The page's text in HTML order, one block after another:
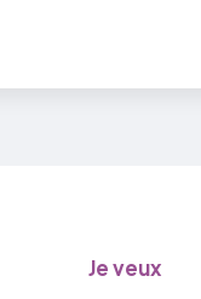
Je veux